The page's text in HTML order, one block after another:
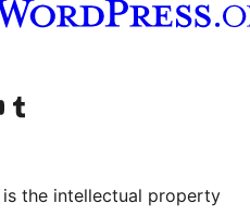
যাওক
আমাৰ Tumblr একাউণ্টলৈ যাওক
the intellectual property